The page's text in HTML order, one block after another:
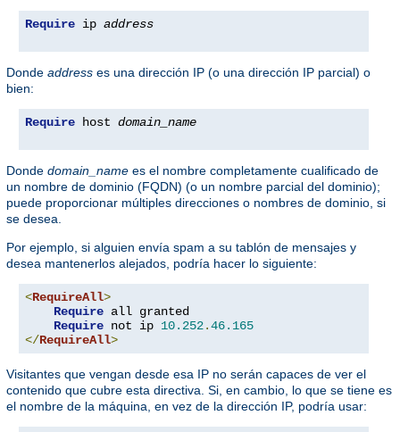
Require ip address
Donde address es una dirección IP (o una dirección IP parcial) o
bien:
Require host domain_name
Donde domain_name es el nombre completamente cualificado de
un nombre de dominio (FQDN) (o un nombre parcial del dominio);
puede proporcionar múltiples direcciones o nombres de dominio, si
se desea.
Por ejemplo, si alguien envía spam a su tablón de mensajes y
desea mantenerlos alejados, podría hacer lo siguiente:
<RequireAll>
Require all granted
Require not ip 10.252.46.165
</RequireAll>
Visitantes que vengan desde esa IP no serán capaces de ver el
contenido que cubre esta directiva. Si, en cambio, lo que se tiene es
el nombre de la máquina, en vez de la dirección IP, podría usar: